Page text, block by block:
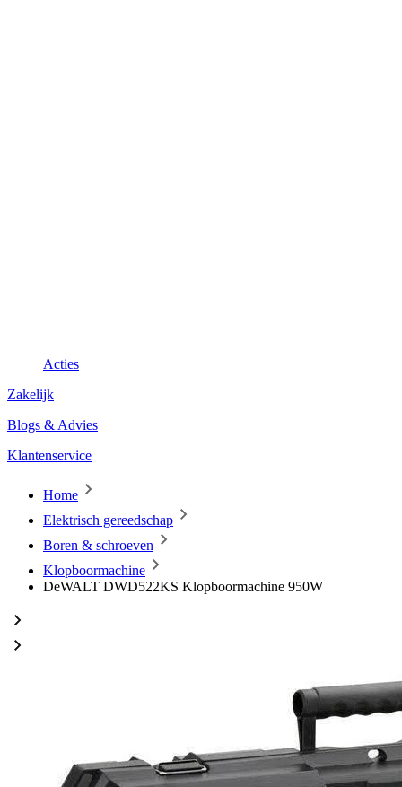
Acties
Zakelijk
Blogs & Advies
Klantenservice
Home
Elektrisch gereedschap
Boren & schroeven
Klopboormachine
DeWALT DWD522KS Klopboormachine 950W